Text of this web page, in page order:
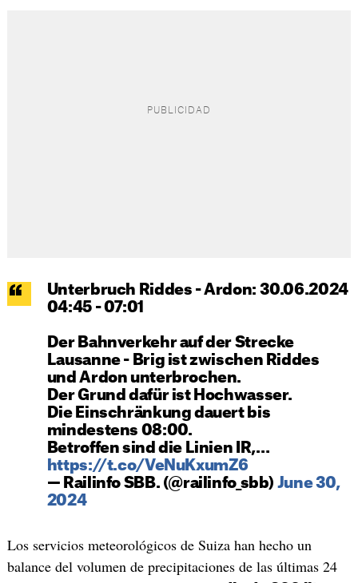
Unterbruch Riddes - Ardon: 30.06.2024
04:45 - 07:01
Der Bahnverkehr auf der Strecke
Lausanne - Brig ist zwischen Riddes
und Ardon unterbrochen.
Der Grund dafür ist Hochwasser.
Die Einschränkung dauert bis
mindestens 08:00.
Betroffen sind die Linien IR,…
https://t.co/VeNuKxumZ6
— Railinfo SBB. (@railinfo_sbb) June 30,
2024
Los servicios meteorológicos de Suiza han hecho un
balance del volumen de precipitaciones de las últimas 24